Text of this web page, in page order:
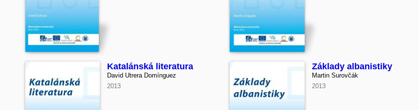
Katalánská literatura
David Utrera Domínguez
2013
Základy albanistiky
Martin Surovčák
2013